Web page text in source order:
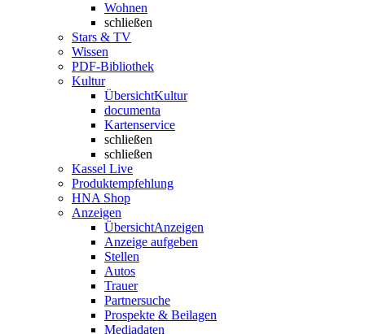
Wohnen
schließen
Stars & TV
Wissen
PDF-Bibliothek
Kultur
ÜbersichtKultur
documenta
Kartenservice
schließen
schließen
Kassel Live
Produktempfehlung
HNA Shop
Anzeigen
ÜbersichtAnzeigen
Anzeige aufgeben
Stellen
Autos
Trauer
Partnersuche
Prospekte & Beilagen
Mediadaten